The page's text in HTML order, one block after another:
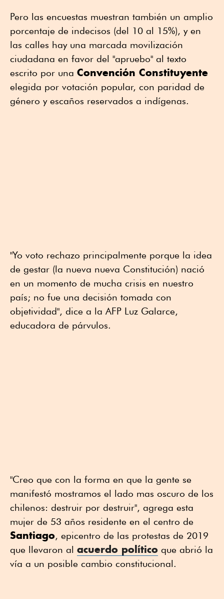
Pero las encuestas muestran también un amplio
porcentaje de indecisos (del 10 al 15%), y en
las calles hay una marcada movilización
ciudadana en favor del "apruebo" al texto
escrito por una Convención Constituyente
elegida por votación popular, con paridad de
género y escaños reservados a indígenas.
"Yo voto rechazo principalmente porque la idea
de gestar (la nueva nueva Constitución) nació
en un momento de mucha crisis en nuestro
país; no fue una decisión tomada con
objetividad", dice a la AFP Luz Galarce,
educadora de párvulos.
"Creo que con la forma en que la gente se
manifestó mostramos el lado mas oscuro de los
chilenos: destruir por destruir", agrega esta
mujer de 53 años residente en el centro de
Santiago, epicentro de las protestas de 2019
que llevaron al acuerdo político que abrió la
vía a un posible cambio constitucional.